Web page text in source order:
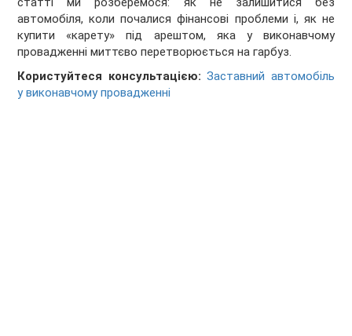
автомобіля, коли почалися фінансові проблеми і, як не
купити «карету» під арештом, яка у виконавчому
провадженні миттєво перетворюється на гарбуз.
Користуйтеся консультацією: Заставний автомобіль
у виконавчому провадженні